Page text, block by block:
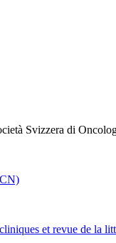
Svizzera di
et revue de la